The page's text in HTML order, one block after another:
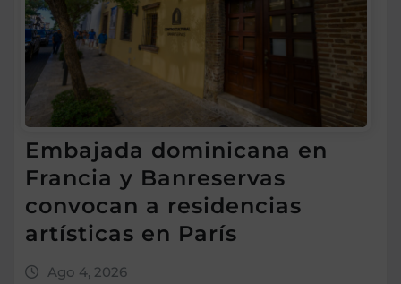
Embajada dominicana en
Francia y Banreservas
convocan a residencias
artísticas en París
Ago 4, 2026